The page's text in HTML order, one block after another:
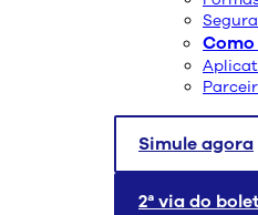
Simule agora
2ª via do